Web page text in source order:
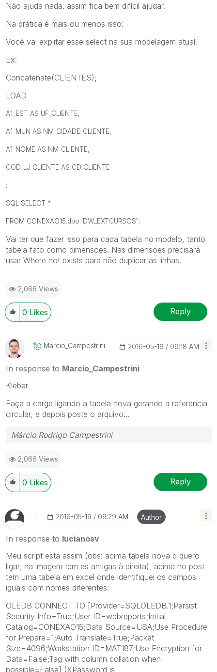
Não ajuda nada. assim fica bem difícil ajudar.
Na prática é mais ou menos isso:
Você vai explitar esse select na sua modelagem atual.
Ex:
Concatenate(CLIENTES);
LOAD
A1_EST AS UF_CLIENTE,
A1_MUN AS NM_CIDADE_CLIENTE,
A1_NOME AS NM_CLIENTE,
COD_LJ_CLIENTE AS CD_CLIENTE
;
SQL SELECT *
FROM CONEXAO15.dbo."DW_EXTCURSOS";
Vai ter que fazer isso para cada tabela no modelo, tanto
tabela fato como dimensões. Nas dimensões precisará
usar Where not exists para não duplicar as linhas.
2,066 Views
0 Likes Reply
Marcio_CampestrIni ‎2016-05-19 09:18 AM
In response to Marcio_Campestrini
Kleber
Faça a carga ligando a tabela nova gerando a referencia
circular, e depois poste o arquivo...
Márcio Rodrigo Campestrini
2,066 Views
0 Likes Reply
‎2016-05-19 09:29 AM Author
In response to lucianosv
Meu script está assim (obs: acima tabela nova q quero
ligar, na imagem tem as antigas à direita), acima no post
tem uma tabela em excel onde identifiquei os campos
iguais com nomes diferentes:
OLEDB CONNECT TO [Provider=SQLOLEDB.1;Persist
Security Info=True;User ID=webreports;Initial
Catalog=CONEXAO15;Data Source=USA;Use Procedure
for Prepare=1;Auto Translate=True;Packet
Size=4096;Workstation ID=MAT187;Use Encryption for
Data=False;Tag with column collation when
possible=False] (XPassword is